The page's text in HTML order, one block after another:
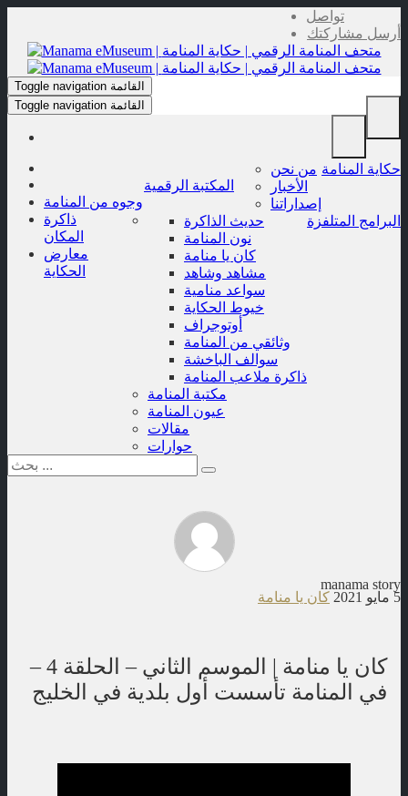
content
تواصل
أرسل مشاركتك
Toggle navigation القائمة
Toggle navigation القائمة
حكاية المنامة من نحن
الأخبار
إصداراتنا
المكتبة الرقمية
البرامج المتلفزة
حديث الذاكرة
نون المنامة
كان يا منامة
مشاهد وشاهد
سواعد منامية
خيوط الحكاية
أوتوجراف
وثائقي من المنامة
سوالف الباخشة
ذاكرة ملاعب المنامة
مكتبة المنامة
عيون المنامة
مقالات
حوارات
وجوه من المنامة
ذاكرة
المكان
معارض
الحكاية
manama story
5 مايو 2021
كان يا منامة
كان يا منامة | الموسم الثاني – الحلقة 4 –
في المنامة تأسست أول بلدية في الخليج